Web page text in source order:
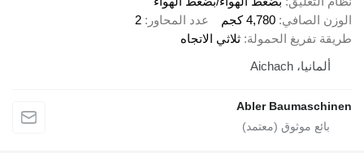
الوزن الصافي 4,780 كجم عدد المحاور
2
طريقة تفريغ الحمولة ثلاثي الاتجاه
ألمانيا، Aichach
Abler Baumaschinen